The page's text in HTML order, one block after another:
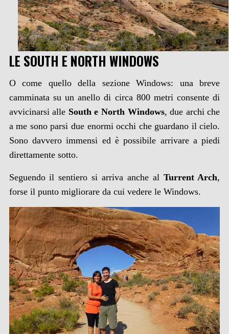
LE SOUTH E NORTH WINDOWS
O come quello della sezione Windows: una breve
camminata su un anello di circa 800 metri consente di
avvicinarsi alle South e North Windows, due archi che
a me sono parsi due enormi occhi che guardano il cielo.
Sono davvero immensi ed è possibile arrivare a piedi
direttamente sotto.
Seguendo il sentiero si arriva anche al Turrent Arch,
forse il punto migliorare da cui vedere le Windows.